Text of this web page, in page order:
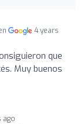
4 years
que
Muy buenos
ago